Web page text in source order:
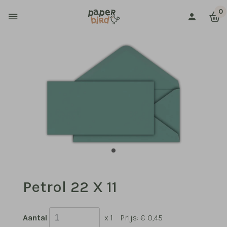
0
Petrol 22 X 11
Aantal x 1 Prijs: € 0,45